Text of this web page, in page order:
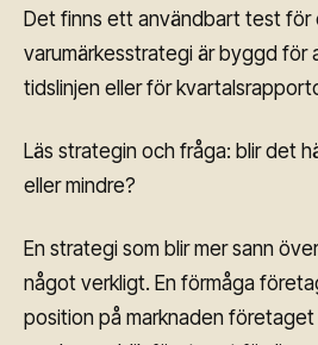
Det finns ett användbart test för
varumärkesstrategi är byggd för
tidslinjen eller för
Läs strategin och fråga: blir det
eller mindre?
En strategi som blir mer sann
något verkligt. En förmåga
position på marknaden företaget